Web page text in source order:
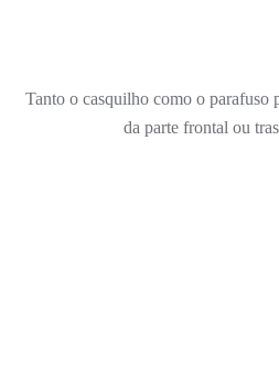
Tanto o casquilho como o parafuso
da parte frontal ou